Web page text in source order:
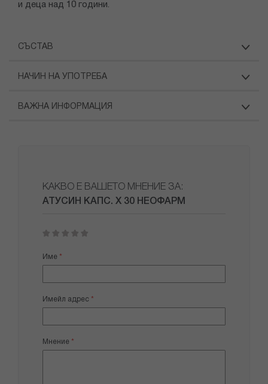
и деца над 10 години.
СЪСТАВ
НАЧИН НА УПОТРЕБА
ВАЖНА ИНФОРМАЦИЯ
КАКВО Е ВАШЕТО МНЕНИЕ ЗА:
АТУСИН КАПС. Х 30 НЕОФАРМ
star
stars
stars
stars
stars
Име
Имейл адрес
Мнение